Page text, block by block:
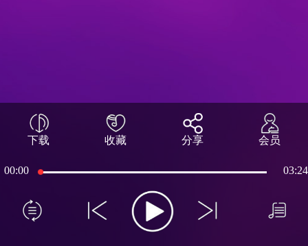
下载 收藏 分享 会员
00:00 03:24